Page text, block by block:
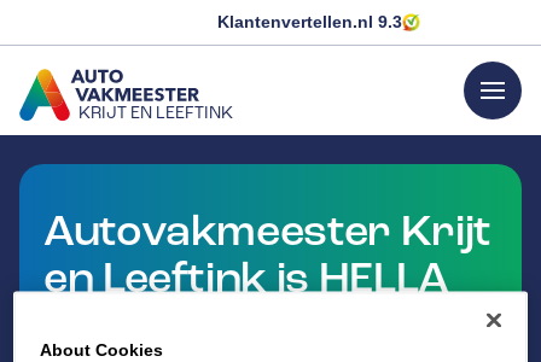
Klantenvertellen.nl 9.3
KRIJT EN LEEFTINK
GA NAAR DE HOMEPAGINA
menu
Autovakmeester Krijt
en Leeftink is HELLA
About Cookies